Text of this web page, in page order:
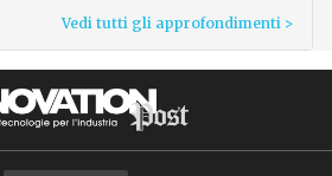
Vedi tutti gli approfondimenti >